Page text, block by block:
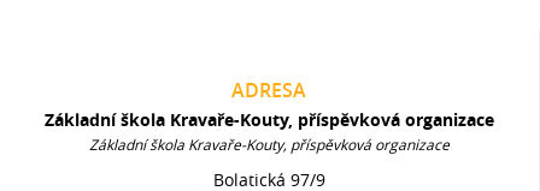
ADRESA
Základní škola Kravaře-Kouty, příspěvková organizace
Základní škola Kravaře-Kouty, příspěvková organizace
Bolatická 97/9